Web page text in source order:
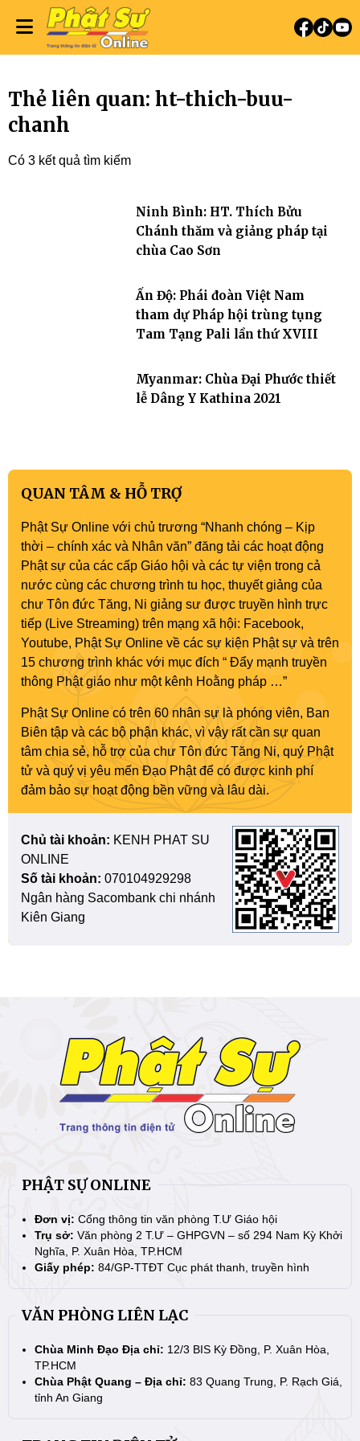
Thẻ liên quan: ht-thich-buu-
chanh
Có 3 kết quả tìm kiếm
Ninh Bình: HT. Thích Bửu
Chánh thăm và giảng pháp tại
chùa Cao Sơn
Ấn Độ: Phái đoàn Việt Nam
tham dự Pháp hội trùng tụng
Tam Tạng Pali lần thứ XVIII
Myanmar: Chùa Đại Phước thiết
lễ Dâng Y Kathina 2021
QUAN TÂM & HỖ TRỢ
Phật Sự Online với chủ trương “Nhanh chóng – Kịp
thời – chính xác và Nhân văn” đăng tải các hoạt động
Phật sự của các cấp Giáo hội và các tự viện trong cả
nước cùng các chương trình tu học, thuyết giảng của
chư Tôn đức Tăng, Ni giảng sư được truyền hình trực
tiếp (Live Streaming) trên mạng xã hội: Facebook,
Youtube, Phật Sự Online về các sự kiện Phật sự và trên
15 chương trình khác với mục đích “ Đẩy mạnh truyền
thông Phật giáo như một kênh Hoằng pháp …”
Phật Sự Online có trên 60 nhân sự là phóng viên, Ban
Biên tập và các bộ phận khác, vì vậy rất cần sự quan
tâm chia sẻ, hỗ trợ của chư Tôn đức Tăng Ni, quý Phật
tử và quý vị yêu mến Đạo Phật để có được kinh phí
đảm bảo sự hoạt động bền vững và lâu dài.
Chủ tài khoản: KENH PHAT SU
ONLINE
Số tài khoản: 070104929298
Ngân hàng Sacombank chi nhánh
Kiên Giang
PHẬT SỰ ONLINE
Đơn vị: Cổng thông tin văn phòng T.Ư Giáo hội
Trụ sở: Văn phòng 2 T.Ư – GHPGVN – số 294 Nam Kỳ Khởi
Nghĩa, P. Xuân Hòa, TP.HCM
Giấy phép: 84/GP-TTĐT Cục phát thanh, truyền hình
VĂN PHÒNG LIÊN LẠC
Chùa Minh Đạo Địa chỉ: 12/3 BIS Kỳ Đồng, P. Xuân Hòa,
TP.HCM
Chùa Phật Quang – Địa chỉ: 83 Quang Trung, P. Rạch Giá,
tỉnh An Giang